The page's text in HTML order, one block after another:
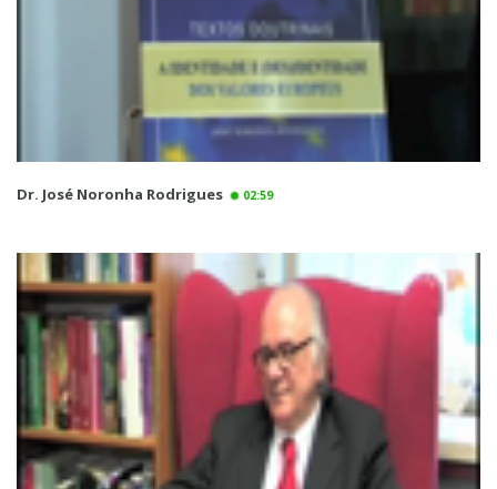
Dr. José Noronha Rodrigues 02:59